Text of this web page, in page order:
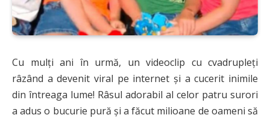
Cu mulți ani în urmă, un videoclip cu cvadrupleți
râzând a devenit viral pe internet și a cucerit inimile
din întreaga lume! Râsul adorabil al celor patru surori
a adus o bucurie pură și a făcut milioane de oameni să